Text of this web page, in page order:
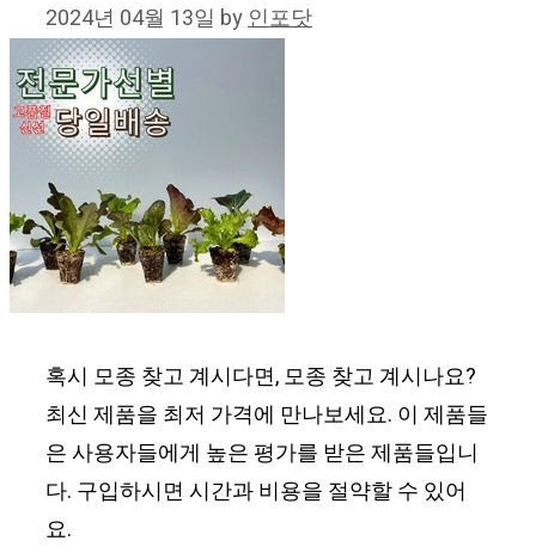
2024년 04월 13일 by인포닷
혹시 모종 찾고 계시다면, 모종 찾고 계시나요?
최신 제품을 최저 가격에 만나보세요. 이 제품들
은 사용자들에게 높은 평가를 받은 제품들입니
다. 구입하시면 시간과 비용을 절약할 수 있어
요.